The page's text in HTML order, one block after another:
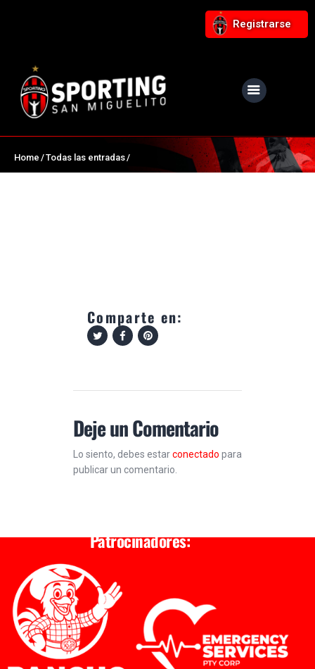
Registrarse
Home Todas las entradas
NUESTRO CLUB
Noticias
Comparte en:
Deje un Comentario
Lo siento, debes estarconectado para
publicar un comentario.
Patrocinadores: